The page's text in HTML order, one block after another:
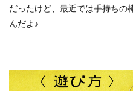
だったけど、最近では手持ちの
んだよ♪